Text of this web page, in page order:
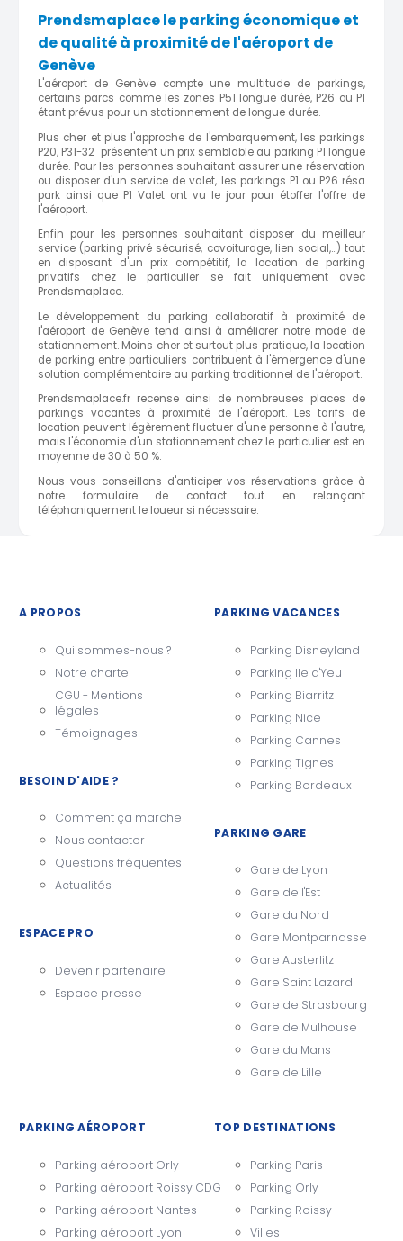
Prendsmaplace le parking économique et
de qualité à proximité de l'aéroport de
Genève
L'aéroport de Genève compte une multitude de parkings,
certains parcs comme les zones P51 longue durée, P26 ou P1
étant prévus pour un stationnement de longue durée.
Plus cher et plus l'approche de l'embarquement, les parkings
P20, P31-32 présentent un prix semblable au parking P1 longue
durée. Pour les personnes souhaitant assurer une réservation
ou disposer d'un service de valet, les parkings P1 ou P26 résa
park ainsi que P1 Valet ont vu le jour pour étoffer l'offre de
l'aéroport.
Enfin pour les personnes souhaitant disposer du meilleur
service (parking privé sécurisé, covoiturage, lien social,...) tout
en disposant d'un prix compétitif, la location de parking
privatifs chez le particulier se fait uniquement avec
Prendsmaplace.
Le développement du parking collaboratif à proximité de
l'aéroport de Genève tend ainsi à améliorer notre mode de
stationnement. Moins cher et surtout plus pratique, la location
de parking entre particuliers contribuent à l'émergence d'une
solution complémentaire au parking traditionnel de l'aéroport.
Prendsmaplace.fr recense ainsi de nombreuses places de
parkings vacantes à proximité de l'aéroport. Les tarifs de
location peuvent légèrement fluctuer d'une personne à l'autre,
mais l'économie d'un stationnement chez le particulier est en
moyenne de 30 à 50 %.
Nous vous conseillons d'anticiper vos réservations grâce à
notre formulaire de contact tout en relançant
téléphoniquement le loueur si nécessaire.
A PROPOS
Qui sommes-nous ?
Notre charte
CGU - Mentions
légales
Témoignages
BESOIN D'AIDE ?
Comment ça marche
Nous contacter
Questions fréquentes
Actualités
ESPACE PRO
Devenir partenaire
Espace presse
PARKING VACANCES
Parking Disneyland
Parking Ile d'Yeu
Parking Biarritz
Parking Nice
Parking Cannes
Parking Tignes
Parking Bordeaux
PARKING GARE
Gare de Lyon
Gare de l'Est
Gare du Nord
Gare Montparnasse
Gare Austerlitz
Gare Saint Lazard
Gare de Strasbourg
Gare de Mulhouse
Gare du Mans
Gare de Lille
PARKING AÉROPORT
Parking aéroport Orly
Parking aéroport Roissy CDG
Parking aéroport Nantes
Parking aéroport Lyon
TOP DESTINATIONS
Parking Paris
Parking Orly
Parking Roissy
Villes